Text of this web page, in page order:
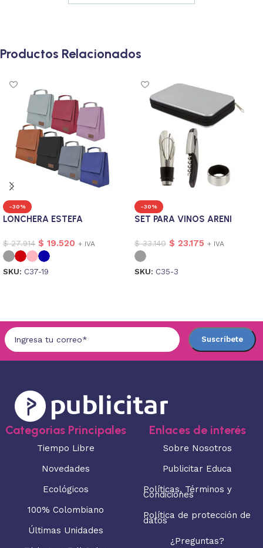
Productos Relacionados
-30%
LONCHERA ESTEFA
$27.914 $ 19.520 + IVA
SKU: C37-19
-30%
SET PARA VINOS ARENI
$33.140 $ 23.175 + IVA
SKU: C35-3
Categorias Principales
Tiempo Libre
Novedades
Ecológicos
100% Colombiano
Últimas Unidades
Enlaces de interés
Sobre Nosotros
Publicitar Educa
Políticas, Términos y
Condiciones
Política de protección de
datos
¿Preguntas?